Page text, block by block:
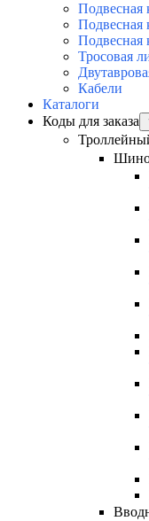
Подвесная
Подвесная
Подвесная
Тросовая
Кабели
Каталоги
Коды для заказа